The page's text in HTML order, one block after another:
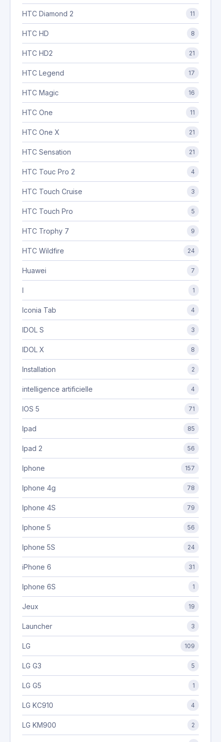
HTC Diamond 2 11
HTC HD 8
HTC HD2 21
HTC Legend 17
HTC Magic 16
HTC One 11
HTC One X 21
HTC Sensation 21
HTC Touc Pro 2 4
HTC Touch Cruise 3
HTC Touch Pro 5
HTC Trophy 7 9
HTC Wildfire 24
Huawei 7
I 1
Iconia Tab 4
IDOL S 3
IDOL X 8
Installation 2
intelligence artificielle 4
IOS 5 71
Ipad 85
Ipad 2 56
Iphone 157
Iphone 4g 78
Iphone 4S 79
Iphone 5 56
Iphone 5S 24
iPhone 6 31
Iphone 6S 1
Jeux 19
Launcher 3
LG 109
LG G3 5
LG G5 1
LG KC910 4
LG KM900 2